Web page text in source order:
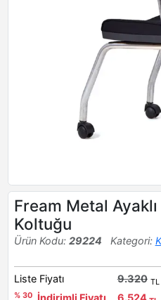
Fream Metal
Koltuğu
Ürün Kodu: 29224 Kategori:
Liste Fiyatı 9.320 TL
% 30
İndirimli Fiyatı 6.524